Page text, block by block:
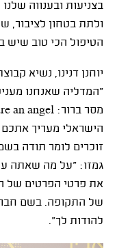
בצניעות ובענווה
ולתת בטחון לציבור,
הטיפול הכי טוב שיש
"המדליה שאנחנו
הישראלי מעריך
זוכרים לומר תודה
גמזו: "על מה שאתה
את פרטי הפרטים של
להודות לך".